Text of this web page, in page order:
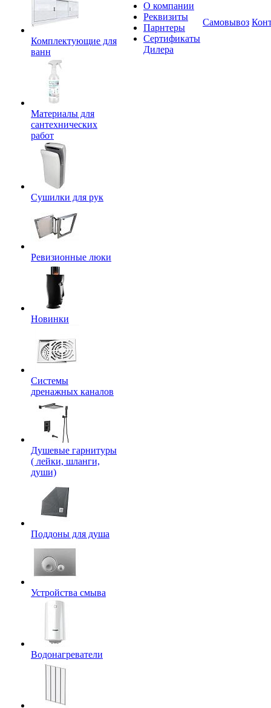
Комплектующие для
ванн
Материалы для
сантехнических
работ
Сушилки для рук
Ревизионные люки
Новинки
Системы
дренажных каналов
Душевые гарнитуры
( лейки, шланги,
души)
Поддоны для душа
Устройства смыва
Водонагреватели
О компании
Реквизиты
Парнтеры
Сертификаты
Дилера
Самовывоз